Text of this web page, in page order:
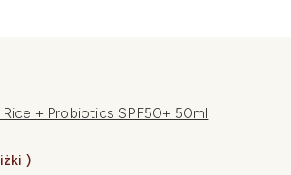
+ Probiotics SPF50+ 50ml
)